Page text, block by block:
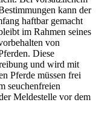
kann der
haftbar gemacht
im Rahmen seines
von
Diese
und wird mit
Pferde müssen frei
seuchenfreien
Meldestelle vor dem